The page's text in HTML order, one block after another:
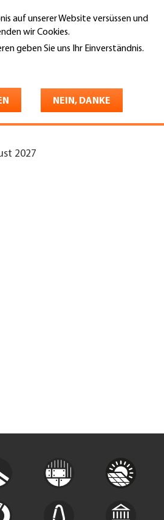
auf unserer Website versüssen und
wir Cookies.
geben Sie uns Ihr Einverständnis.
NEIN, DANKE
2027
2027